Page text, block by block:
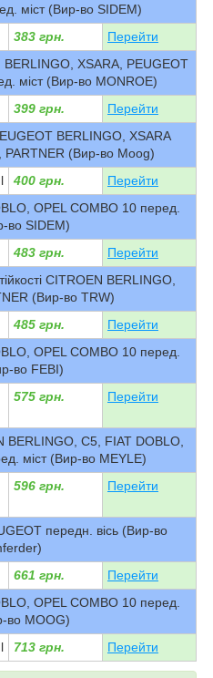
міст (Вир-во SIDEM)
383 грн.
Перейти
BERLINGO, XSARA, PEUGEOT
міст (Вир-во MONROE)
399 грн.
Перейти
BERLINGO, XSARA
PARTNER (Вир-во Moog)
400 грн.
Перейти
OPEL COMBO 10 перед.
во SIDEM)
483 грн.
Перейти
CITROEN BERLINGO,
(Вир-во TRW)
485 грн.
Перейти
OPEL COMBO 10 перед.
во FEBI)
575 грн. Перейти
BERLINGO, C5, FIAT DOBLO,
міст (Вир-во MEYLE)
596 грн. Перейти
передн. вісь (Вир-во
661 грн.
Перейти
OPEL COMBO 10 перед.
во MOOG)
713 грн. Перейти